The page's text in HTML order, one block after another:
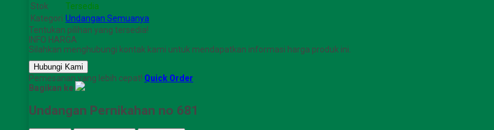
Stok
Tersedia
Kategori Undangan Semuanya
Tentukan pilihan yang tersedia!
INFO HARGA
Silahkan menghubungi kontak kami untuk mendapatkan informasi harga produk ini.
Hubungi Kami
Pemesanan yang lebih cepat! Quick Order
Bagikan ke
Undangan Pernikahan no 681